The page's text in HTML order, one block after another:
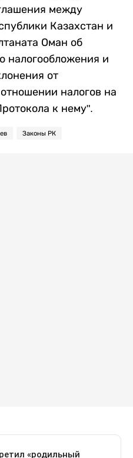
между
Казахстан и
Оман об
налогообложения и
от
налогов на
к нему".
Законы РК